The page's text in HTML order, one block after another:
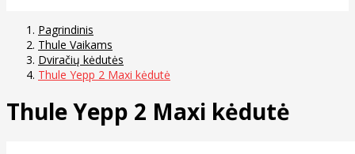
Pagrindinis
Thule Vaikams
Dviračių kėdutės
Thule Yepp 2 Maxi kėdutė
Thule Yepp 2 Maxi kėdutė